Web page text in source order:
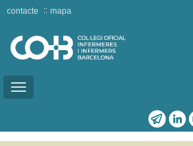
Toggle
contacte mapa